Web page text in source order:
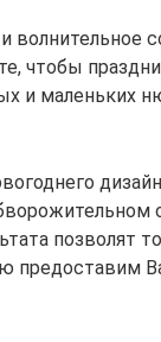
волнительное
чтобы
и маленьких
позволят
предоставим